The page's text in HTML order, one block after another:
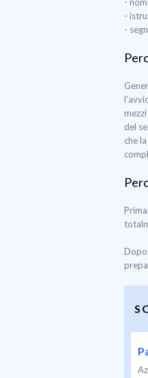
-
-
del
che
Dopo